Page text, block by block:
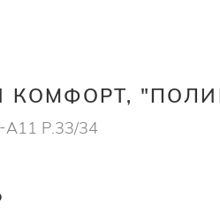
КОМФОРТ,
A11 Р.33/34